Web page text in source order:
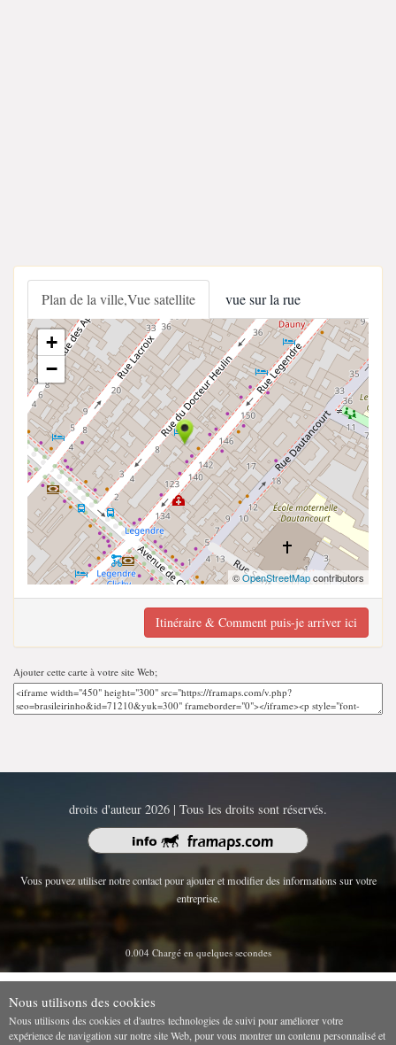
Plan de la ville,Vue satellite vue sur la rue
+
−
©OpenStreetMapcontributors
Itinéraire & Comment puis-je arriver ici
Ajouter cette carte à votre site Web;
droits d'auteur 2026 | Tous les droits sont réservés.
Vous pouvez utiliser notre contact pour ajouter et modifier des informations sur votre
entreprise.
0.004 Chargé en quelques secondes
Nous utilisons des cookies
Nous utilisons des cookies et d'autres technologies de suivi pour améliorer votre
expérience de navigation sur notre site Web, pour vous montrer un contenu personnalisé et